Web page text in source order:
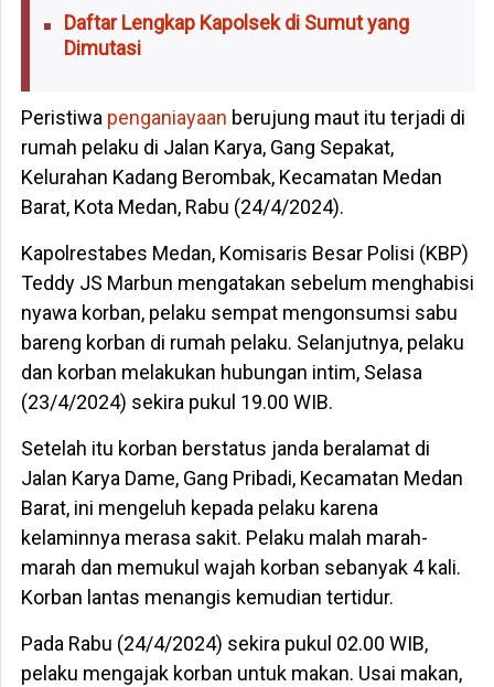
Daftar Lengkap Kapolsek di Sumut yang
Dimutasi
Peristiwa penganiayaan berujung maut itu terjadi di
rumah pelaku di Jalan Karya, Gang Sepakat,
Kelurahan Kadang Berombak, Kecamatan Medan
Barat, Kota Medan, Rabu (24/4/2024).
Kapolrestabes Medan, Komisaris Besar Polisi (KBP)
Teddy JS Marbun mengatakan sebelum menghabisi
nyawa korban, pelaku sempat mengonsumsi sabu
bareng korban di rumah pelaku. Selanjutnya, pelaku
dan korban melakukan hubungan intim, Selasa
(23/4/2024) sekira pukul 19.00 WIB.
Setelah itu korban berstatus janda beralamat di
Jalan Karya Dame, Gang Pribadi, Kecamatan Medan
Barat, ini mengeluh kepada pelaku karena
kelaminnya merasa sakit. Pelaku malah marah-
marah dan memukul wajah korban sebanyak 4 kali.
Korban lantas menangis kemudian tertidur.
Pada Rabu (24/4/2024) sekira pukul 02.00 WIB,
pelaku mengajak korban untuk makan. Usai makan,